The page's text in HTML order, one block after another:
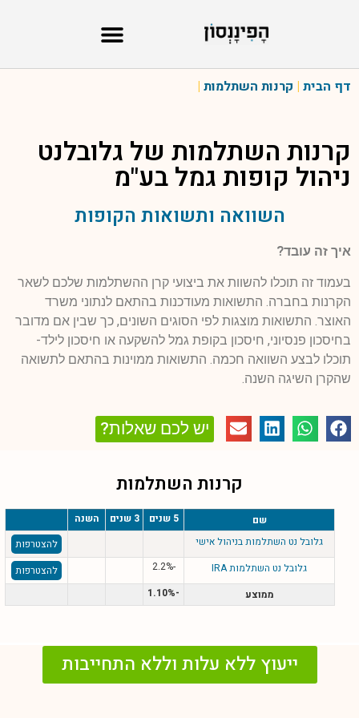
דף הבית | קרנות השתלמות |
קרנות השתלמות של גלובלנט
ניהול קופות גמל בע"מ
השוואה ותשואות הקופות
איך זה עובד?
בעמוד זה תוכלו להשוות את ביצועי קרן ההשתלמות שלכם לשאר
הקרנות בחברה. התשואות מעודכנות בהתאם לנתוני משרד
האוצר. התשואות מוצגות לפי הסוגים השונים, כך שבין אם מדובר
בחיסכון פנסיוני, חיסכון בקופת גמל להשקעה או חיסכון לילד-
תוכלו לבצע השוואה חכמה. התשואות ממוינות בהתאם לתשואה
שהקרן השיגה השנה.
יש לכם שאלות?
קרנות השתלמות
שם 5 שנים 3 שנים
השנה
גלובל נט השתלמות בניהול אישי
להצטרפות
גלובל נט השתלמות IRA
-2.2%
להצטרפות
ממוצע
-1.10%
ייעוץ ללא עלות וללא התחייבות